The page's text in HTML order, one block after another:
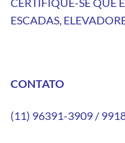
ESCADAS,
CONTATO
(11) 96391-3909 /